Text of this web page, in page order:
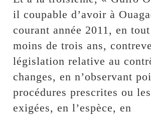
il coupable d’avoir à
courant année 2011, en
moins de trois ans,
législation relative au
changes, en n’observant
procédures prescrites ou
exigées, en l’espèce, en